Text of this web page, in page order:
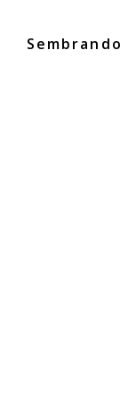
Sembrando